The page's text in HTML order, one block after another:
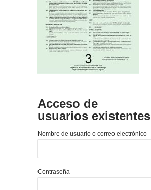
Acceso de
usuarios existentes
Nombre de usuario o correo electrónico
Contraseña